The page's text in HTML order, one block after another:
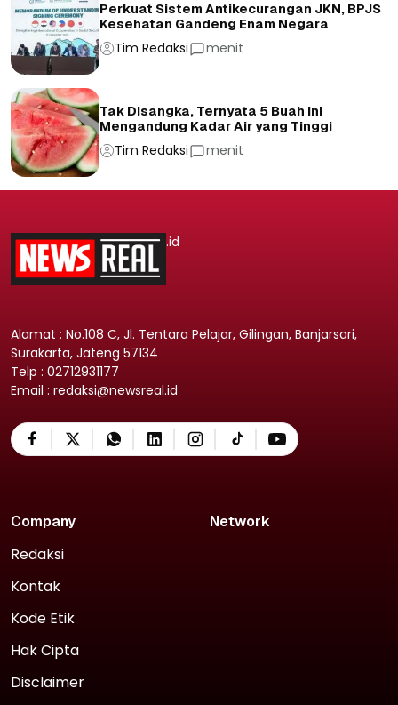
Perkuat Sistem Antikecurangan JKN, BPJS
Kesehatan Gandeng Enam Negara
Tim Redaksi menit
Tak Disangka, Ternyata 5 Buah Ini
Mengandung Kadar Air yang Tinggi
Tim Redaksi menit
.id
Alamat : No.108 C, Jl. Tentara Pelajar, Gilingan, Banjarsari,
Surakarta, Jateng 57134
Telp : 02712931177
Email : redaksi@newsreal.id
Company
Redaksi
Kontak
Kode Etik
Hak Cipta
Disclaimer
Network